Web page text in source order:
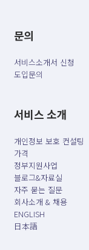
문의
서비스소개서 신청
도입문의
서비스 소개
개인정보 보호 컨설팅
가격
정부지원사업
블로그&자료실
자주 묻는 질문
회사소개 & 채용
ENGLISH
日本語